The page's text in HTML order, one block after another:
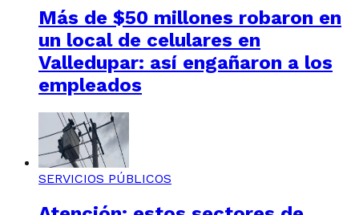
Más de $50 millones robaron en
un local de celulares en
Valledupar: así engañaron a los
empleados
SERVICIOS PÚBLICOS